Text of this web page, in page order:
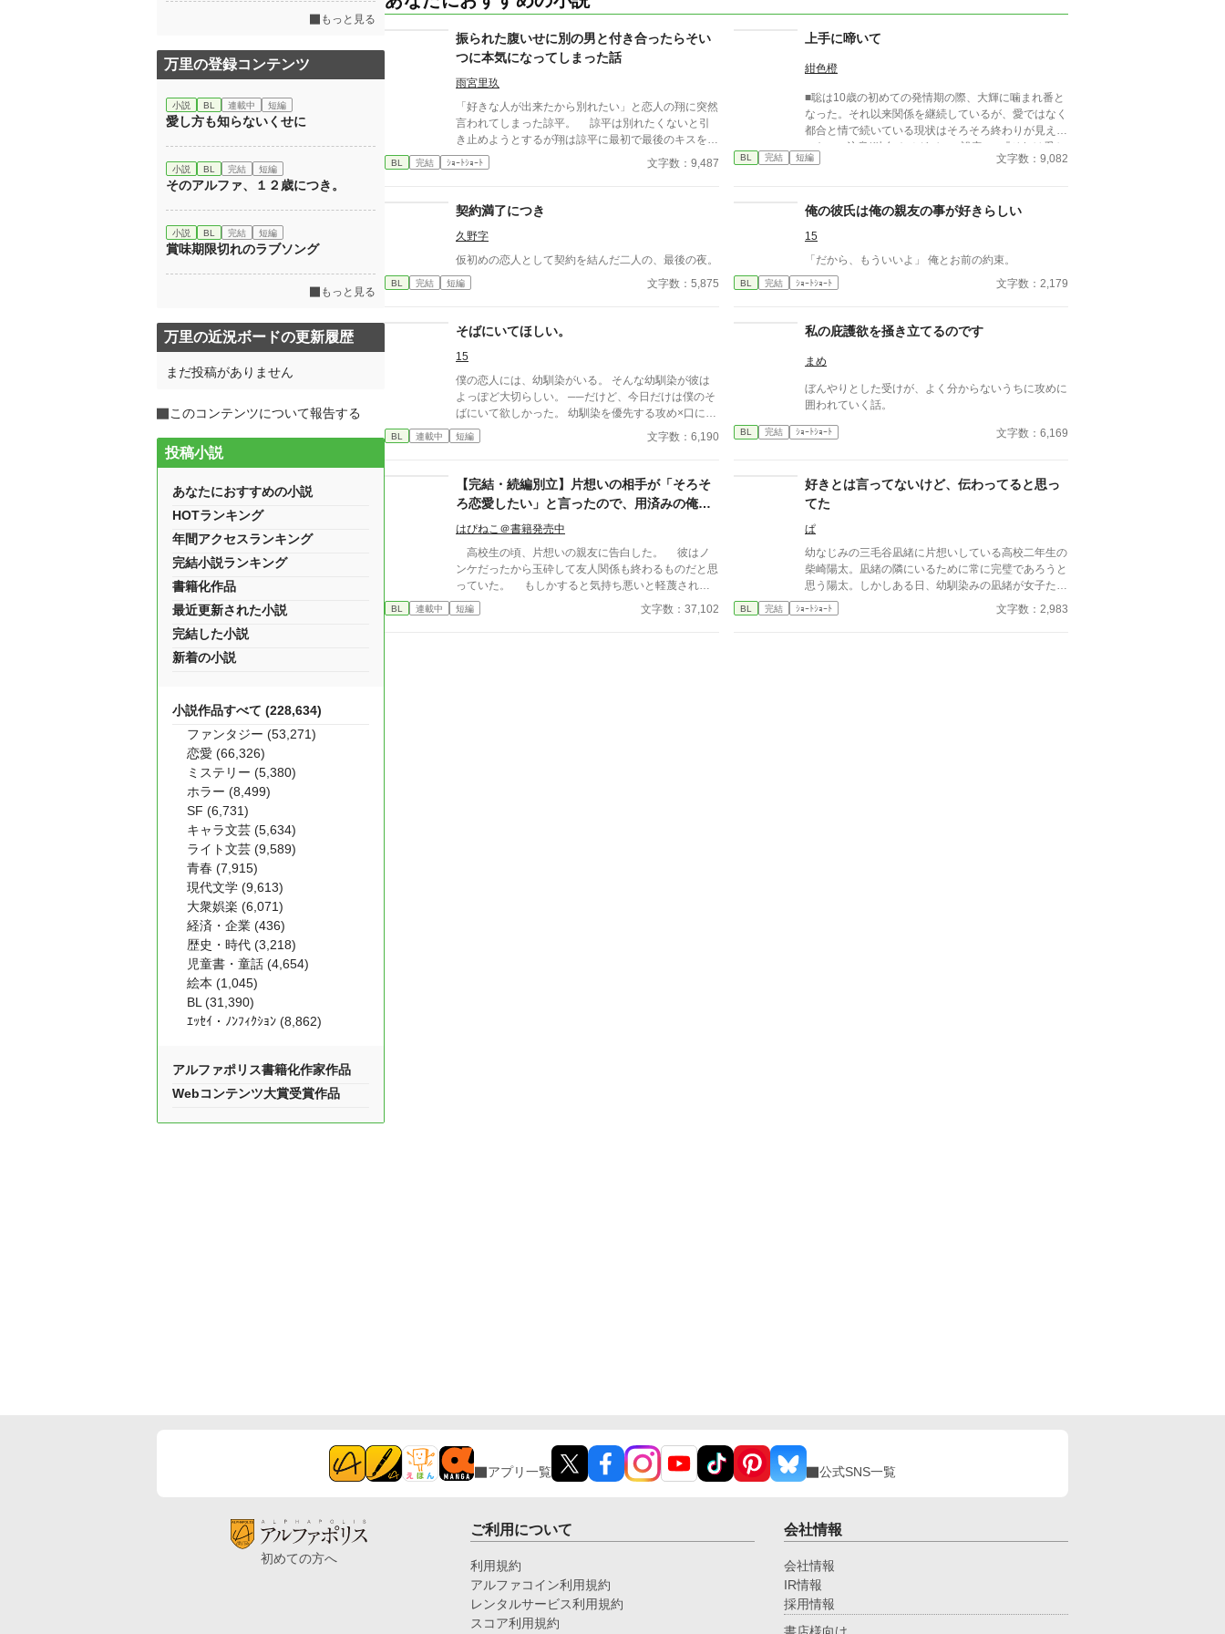
振られた腹いせに別の男と付き合ったらそい
つに本気になってしまった話
雨宮里玖
「好きな人が出来たから別れたい」と恋人の翔に突然
言われてしまった諒平。 諒平は別れたくないと引
き止めようとするが翔は諒平に最初で最後のキスをし
た後、去ってしまった。 実は翔には諒平に隠して
いる事実があり——。 諒平（20）攻め。大学生。 翔
ルの友人。
BL 完結 ｼｮｰﾄｼｮｰﾄ 文字数：9,487
上手に啼いて
紺色橙
■聡は10歳の初めての発情期の際、大輝に噛まれ番と
なった。それ以来関係を継続しているが、愛ではなく
都合と情で続いている現状はそろそろ終わりが見えて
いた。 ■注意*独自オメガバース設定。■『それは愛か
本能か』と同じ世界設定です。関係は一切なし。
BL 完結 短編 文字数：9,082
契約満了につき
久野字
仮初めの恋人として契約を結んだ二人の、最後の夜。
BL 完結 短編 文字数：5,875
俺の彼氏は俺の親友の事が好きらしい
15
「だから、もういいよ」 俺とお前の約束。
BL 完結 ｼｮｰﾄｼｮｰﾄ 文字数：2,179
そばにいてほしい。
15
僕の恋人には、幼馴染がいる。 そんな幼馴染が彼は
よっぽど大切らしい。 ──だけど、今日だけは僕のそ
ばにいて欲しかった。 幼馴染を優先する攻め×口に出
せない受け 安心してください、ハピエンです。
BL 連載中 短編 文字数：6,190
私の庇護欲を掻き立てるのです
まめ
ぼんやりとした受けが、よく分からないうちに攻めに
囲われていく話。
BL 完結 ｼｮｰﾄｼｮｰﾄ 文字数：6,169
【完結・続編別立】片想いの相手が「そろそ
ろ恋愛したい」と言ったので、用済みの俺は
ニートになることにしました。
はぴねこ＠書籍発売中
高校生の頃、片想いの親友に告白した。 彼はノ
ンケだったから玉砕して友人関係も終わるものだと思
っていた。 もしかすると気持ち悪いと軽蔑される
覚悟までしていたのに、彼は「今は恋愛をしている時
間がないんだ」と自分の夢を語ってくれた。 彼は
BL 連載中 短編 文字数：37,102
好きとは言ってないけど、伝わってると思っ
てた
ぱ
幼なじみの三毛谷凪緒に片想いしている高校二年生の
柴崎陽太。凪緒の隣にいるために常に完璧であろうと
思う陽太。しかしある日、幼馴染みの凪緒が女子たち
に囲まれて「好きな人がいる」と話しているのを聞
き、自分じゃないかもしれないという不安に飲まれて
BL 完結 ｼｮｰﾄｼｮｰﾄ 文字数：2,983
もっと見る
万里の登録コンテンツ
小説 BL 連載中 短編
愛し方も知らないくせに
小説 BL 完結 短編
そのアルファ、１２歳につき。
小説 BL 完結 短編
賞味期限切れのラブソング
もっと見る
万里の近況ボードの更新履歴
まだ投稿がありません
このコンテンツについて報告する
投稿小説
あなたにおすすめの小説
HOTランキング
年間アクセスランキング
完結小説ランキング
書籍化作品
最近更新された小説
完結した小説
新着の小説
小説作品すべて (228,634)
ファンタジー (53,271)
恋愛 (66,326)
ミステリー (5,380)
ホラー (8,499)
SF (6,731)
キャラ文芸 (5,634)
ライト文芸 (9,589)
青春 (7,915)
現代文学 (9,613)
大衆娯楽 (6,071)
経済・企業 (436)
歴史・時代 (3,218)
児童書・童話 (4,654)
絵本 (1,045)
BL (31,390)
ｴｯｾｲ・ﾉﾝﾌｨｸｼｮﾝ (8,862)
アルファポリス書籍化作家作品
Webコンテンツ大賞受賞作品
アプリ一覧 公式SNS一覧
初めての方へ
ご利用について
利用規約
アルファコイン利用規約
レンタルサービス利用規約
スコア利用規約
会社情報
会社情報
IR情報
採用情報